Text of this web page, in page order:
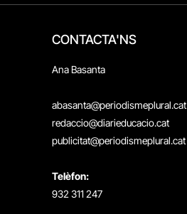
CONTACTA'NS
Ana Basanta
abasanta@periodismeplural.cat
redaccio@diarieducacio.cat
publicitat@periodismeplural.cat
Telèfon:
932 311 247